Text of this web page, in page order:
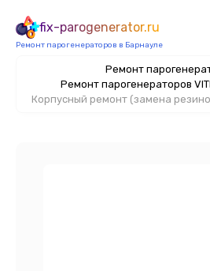
fix-parogenerator.ru
Ремонт парогенераторов в Барнауле
Ремонт
Ремонт парогенераторов
Корпусный ремонт (замена